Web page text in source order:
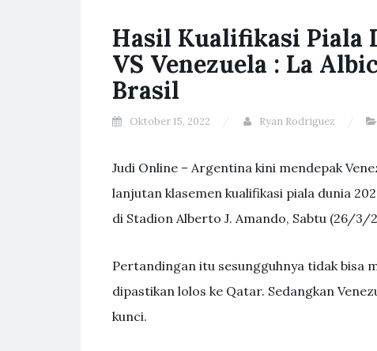
Hasil Kualifikasi Piala
VS Venezuela : La
Brasil
Oktober 15, 2022 Ryan Rodriguez
Judi Online – Argentina kini mendepak
lanjutan klasemen kualifikasi piala dunia
di Stadion Alberto J. Amando, Sabtu (26/3/
Pertandingan itu sesungguhnya tidak bisa
dipastikan lolos ke Qatar. Sedangkan
kunci.